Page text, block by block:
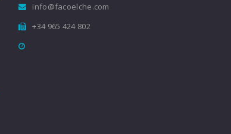
info@facoelche.com
+34 965 424 802